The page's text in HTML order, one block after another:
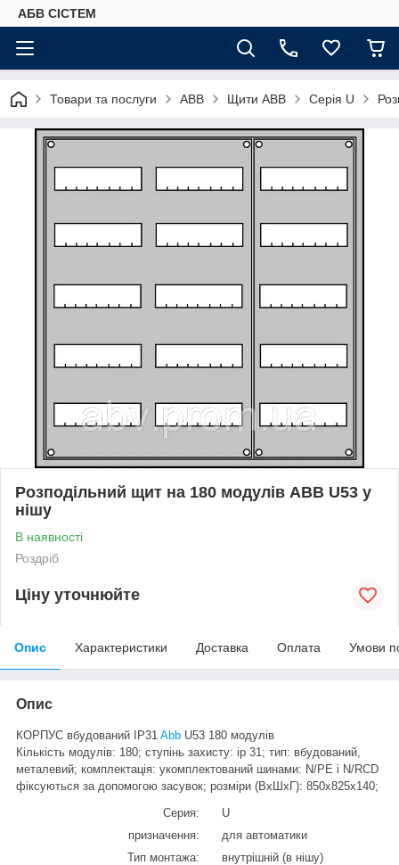
АБВ СІСТЕМ
Товари та послуги ABB Щити ABB Серія U
Розподільний щит на 180 модулів ABB U53 у
нішу
В наявності
Роздріб
Ціну уточнюйте
Опис Характеристики Доставка Оплата Умови
Опис
КОРПУС вбудований IP31 Abb U53 180 модулів
Кількість модулів: 180; ступінь захисту: ip 31; тип: вбудований,
металевий; комплектація: укомплектований шинами: N/PE і N/RCD
фіксуються за допомогою засувок; розміри (ВхШхГ): 850х825х140;
Серия:
U
призначення:
для автоматики
Тип монтажа:
внутрішній (в нішу)